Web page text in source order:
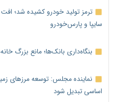
سایپا و پارس‌خودرو
بنگاه‌داری بانک‌ها؛ مانع بزرگ
نماینده مجلس: توسعه مرزهای
اساسی تبدیل شود